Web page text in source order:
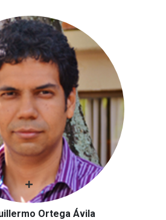
Ortega Ávila